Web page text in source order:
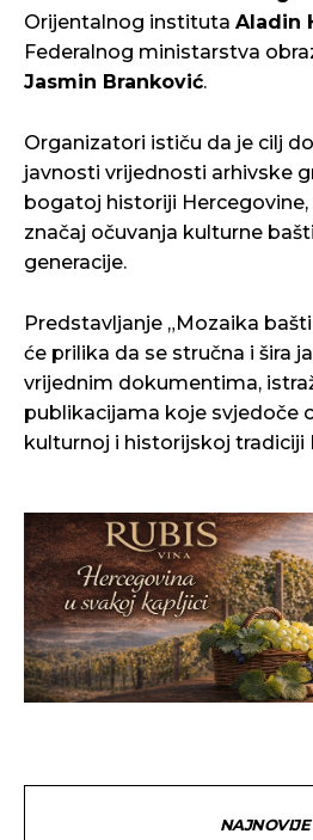
Orijentalnog instituta Aladin
Federalnog ministarstva
Jasmin Branković.
Organizatori ističu da je cilj
javnosti vrijednosti arhivske
bogatoj historiji Hercegovine,
značaj očuvanja kulturne
generacije.
Predstavljanje „Mozaika
će prilika da se stručna i šira
vrijednim dokumentima,
publikacijama koje svjedoče
kulturnoj i historijskoj tradiciji
NAJNOVIJE